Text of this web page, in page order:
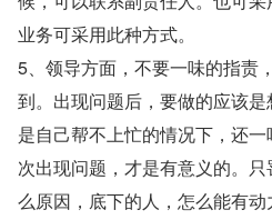
业务可采用此种方式。
5、领导方面，不要一味的指责
到。出现问题后，要做的应该
是自己帮不上忙的情况下，还
次出现问题，才是有意义的。
么原因，底下的人，怎么能有